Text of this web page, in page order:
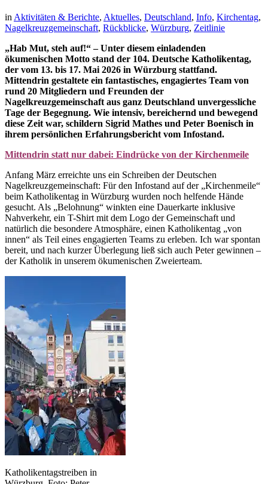
in Aktivitäten & Berichte, Aktuelles, Deutschland, Info, Kirchentag,
Nagelkreuzgemeinschaft, Rückblicke, Würzburg, Zeitlinie
„Hab Mut, steh auf!“ – Unter diesem einladenden
ökumenischen Motto stand der 104. Deutsche Katholikentag,
der vom 13. bis 17. Mai 2026 in Würzburg stattfand.
Mittendrin gestaltete ein fantastisches, engagiertes Team von
rund 20 Mitgliedern und Freunden der
Nagelkreuzgemeinschaft aus ganz Deutschland unvergessliche
Tage der Begegnung. Wie intensiv, bereichernd und bewegend
diese Zeit war, schildern Sigrid Mathes und Peter Boenisch in
ihrem persönlichen Erfahrungsbericht vom Infostand.
Mittendrin statt nur dabei: Eindrücke von der Kirchenmeile
Anfang März erreichte uns ein Schreiben der Deutschen
Nagelkreuzgemeinschaft: Für den Infostand auf der „Kirchenmeile“
beim Katholikentag in Würzburg wurden noch helfende Hände
gesucht. Als „Belohnung“ winkten eine Dauerkarte inklusive
Nahverkehr, ein T-Shirt mit dem Logo der Gemeinschaft und
natürlich die besondere Atmosphäre, einen Katholikentag „von
innen“ als Teil eines engagierten Teams zu erleben. Ich war spontan
bereit, und nach kurzer Überlegung ließ sich auch Peter gewinnen –
der Katholik in unserem ökumenischen Zweierteam.
Katholikentagstreiben in